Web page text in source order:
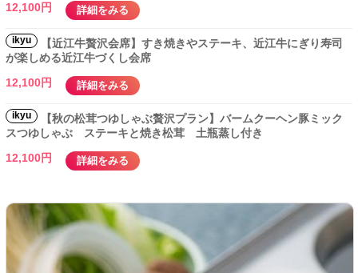
12,100円
詳細をみる
ikyu
【近江牛贅沢会席】すき焼きやステーキ、近江牛にぎり寿司
が楽しめる近江牛づくし会席
12,100円
詳細をみる
ikyu
【秋の松茸つゆしゃぶ贅沢プラン】バームクーヘン豚ミック
スつゆしゃぶ ステーキと焼き松茸 土瓶蒸し付き
12,100円
詳細をみる